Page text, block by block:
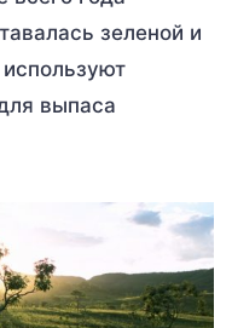
зеленой и
выпаса